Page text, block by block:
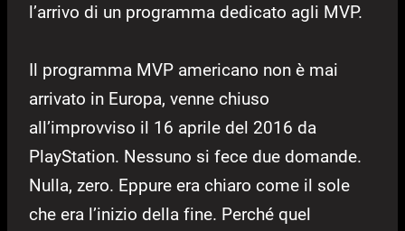
l’arrivo di un programma dedicato agli MVP.
Il programma MVP americano non è mai
arrivato in Europa, venne chiuso
all’improvviso il 16 aprile del 2016 da
PlayStation. Nessuno si fece due domande.
Nulla, zero. Eppure era chiaro come il sole
che era l’inizio della fine. Perché quel